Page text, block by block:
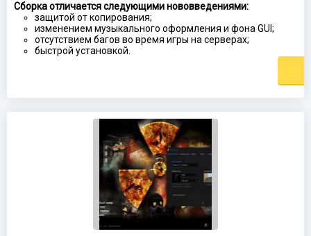
Сборка отличается следующими нововведениями:
защитой от копирования;
изменением музыкального оформления и фона GUI;
отсутствием багов во время игры на серверах;
быстрой установкой.